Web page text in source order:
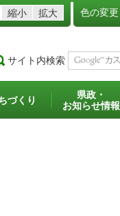
縮小 拡大 色の変更
サイト内検索
づくり
県政・
お知らせ情報